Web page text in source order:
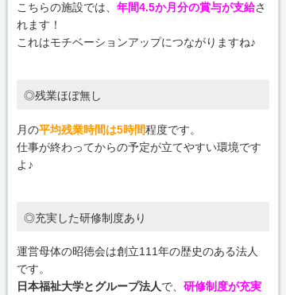
こちらの施設では、年間4.5か月分の賞与が支給さ
れます！
これはモチベーションアップにつながりますね♪
◎残業ほぼ無し
月の平均残業時間は5時間程度です。
仕事が終わってからの予定が立てやすい環境です
よ♪
◎充実した研修制度あり
運営母体の昭徳会は創立111年の歴史のある法人
です。
日本福祉大学とグループ法人で、研修制度が充実